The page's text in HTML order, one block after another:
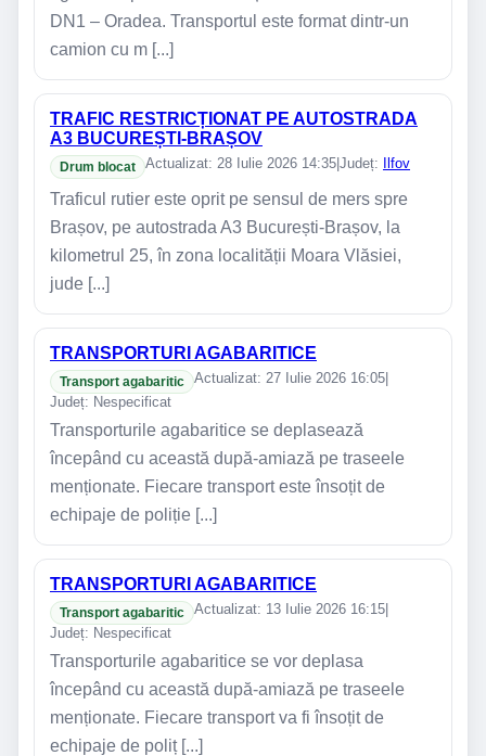
DN1 – Oradea. Transportul este format dintr-un
camion cu m [...]
TRAFIC RESTRICȚIONAT PE AUTOSTRADA
A3 BUCUREȘTI-BRAȘOV
Drum blocat Actualizat: 28 Iulie 2026 14:35 Județ: Ilfov
Traficul rutier este oprit pe sensul de mers spre
Brașov, pe autostrada A3 București-Brașov, la
kilometrul 25, în zona localității Moara Vlăsiei,
jude [...]
TRANSPORTURI AGABARITICE
Transport agabaritic Actualizat: 27 Iulie 2026 16:05
Județ: Nespecificat
Transporturile agabaritice se deplasează
începând cu această după-amiază pe traseele
menționate. Fiecare transport este însoțit de
echipaje de poliție [...]
TRANSPORTURI AGABARITICE
Transport agabaritic Actualizat: 13 Iulie 2026 16:15
Județ: Nespecificat
Transporturile agabaritice se vor deplasa
începând cu această după-amiază pe traseele
menționate. Fiecare transport va fi însoțit de
echipaje de poliț [...]